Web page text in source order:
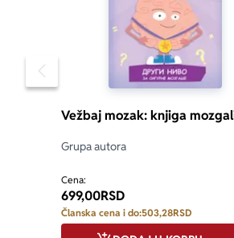
Pomeranje sadržaja slajdera u levo
Vežbaj mozak: knjiga
Grupa autora
Cena:
699,00RSD
Članska cena i do:503,28RSD